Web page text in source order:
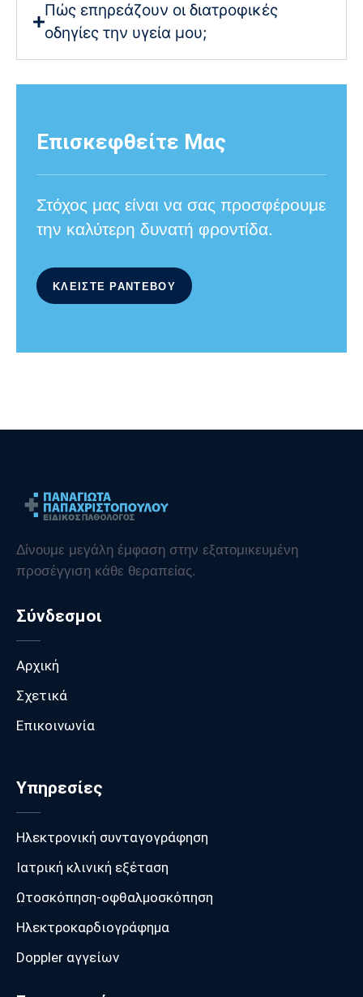
Πώς επηρεάζουν οι διατροφικές
οδηγίες την υγεία μου;
Επισκεφθείτε Μας
Στόχος μας είναι να σας προσφέρουμε
την καλύτερη δυνατή φροντίδα.
ΚΛΕΙΣΤΕ ΡΑΝΤΕΒΟΥ​
Δίνουμε μεγάλη έμφαση στην εξατομικευμένη
προσέγγιση κάθε θεραπείας.
Σύνδεσμοι
Αρχική
Σχετικά
Επικοινωνία
Υπηρεσίες
Ηλεκτρονική συνταγογράφηση
Ιατρική κλινική εξέταση
Ωτοσκόπηση-οφθαλμοσκόπηση
Ηλεκτροκαρδιογράφημα
Doppler αγγείων